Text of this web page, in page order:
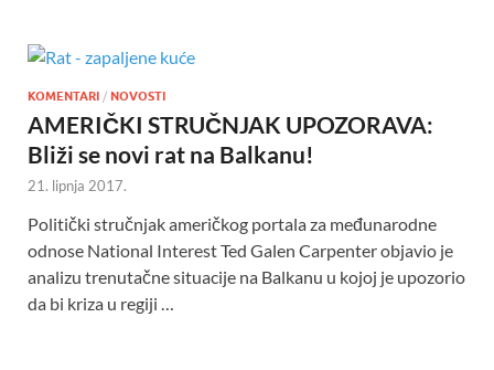
KOMENTARI / NOVOSTI
AMERIČKI STRUČNJAK UPOZORAVA:
Bliži se novi rat na Balkanu!
21. lipnja 2017.
Politički stručnjak američkog portala za međunarodne
odnose National Interest Ted Galen Carpenter objavio je
analizu trenutačne situacije na Balkanu u kojoj je upozorio
da bi kriza u regiji …